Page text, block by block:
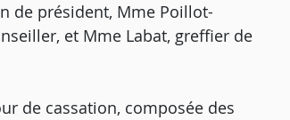
de président, Mme Poillot-
et Mme Labat, greffier de
de cassation, composée des